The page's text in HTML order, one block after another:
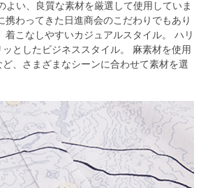
よい、良質な素材を厳選して使用していま
携わってきた日進商会のこだわりでもあり
着こなしやすいカジュアルスタイル。 ハリ
としたビジネススタイル。 麻素材を使用
、さまざまなシーンに合わせて素材を選